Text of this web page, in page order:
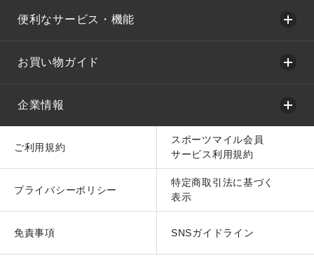
便利なサービス・機能
お買い物ガイド
企業情報
ご利用規約
スポーツマイル会員
サービス利用規約
プライバシーポリシー
特定商取引法に基づく
表示
免責事項 SNSガイドライン